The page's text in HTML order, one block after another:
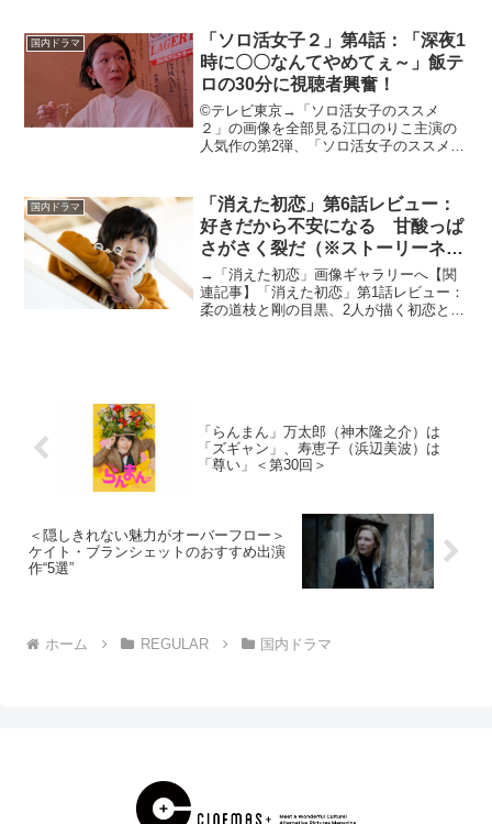
のシングルマザー。そんな碧は、しっか
り者のオタク娘...
国内ドラマ
「ソロ活女子２」第4話：「深夜1
時に〇〇なんてやめてぇ～」飯テ
ロの30分に視聴者興奮！
©テレビ東京→「ソロ活女子のススメ
２」の画像を全部見る江口のりこ主演の
人気作の第2弾、「ソロ活女子のススメ
験していく主人公・五月女恵を演じる。
本記事では、第4話を...
国内ドラマ
「消えた初恋」第6話レビュー：
好きだから不安になる 甘酸っぱ
さがさく裂だ（※ストーリーネタ
バレあり）
→「消えた初恋」画像ギャラリーへ【関
連記事】「消えた初恋」第1話レビュー：
柔の道枝と剛の目黒、2人が描く初恋と
「らんまん」万太郎（神木隆之介）は
「ズギャン」、寿恵子（浜辺美波）は
「尊い」＜第30回＞
＜隠しきれない魅力がオーバーフロー＞
ケイト・ブランシェットのおすすめ出演
作“5選”
ホーム REGULAR 国内ドラマ